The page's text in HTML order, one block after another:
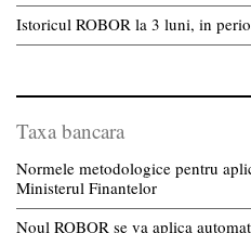
Istoricul ROBOR la 3 luni, in
Taxa bancara
Normele metodologice pentru
Ministerul Finantelor
Noul ROBOR se va aplica